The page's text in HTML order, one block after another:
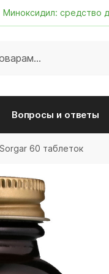
Миноксидил: средство
Вопросы и ответы
60 таблеток